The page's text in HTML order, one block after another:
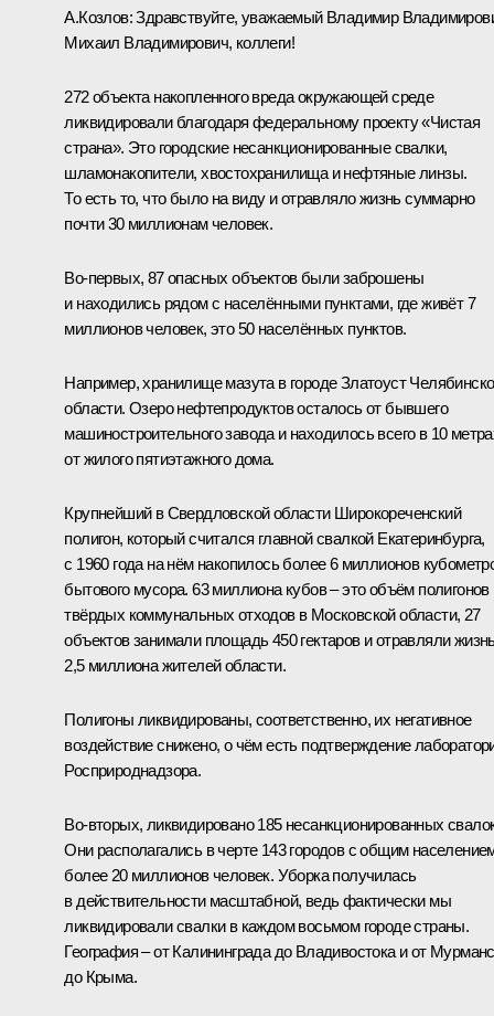
А.Козлов:Здравствуйте, уважаемый Владимир
Михаил Владимирович, коллеги!
272 объекта накопленного вреда окружающей среде
ликвидировали благодаря федеральному проекту «Чистая
страна». Это городские несанкционированные свалки,
шламонакопители, хвостохранилища и нефтяные линзы.
То есть то, что было на виду и отравляло жизнь суммарно
почти 30 миллионам человек.
Во-первых, 87 опасных объектов были заброшены
и находились рядом с населёнными пунктами, где живёт 7
миллионов человек, это 50 населённых пунктов.
Например, хранилище мазута в городе Златоуст
области. Озеро нефтепродуктов осталось от бывшего
машиностроительного завода и находилось всего в 10
от жилого пятиэтажного дома.
Крупнейший в Свердловской области Широкореченский
полигон, который считался главной свалкой Екатеринбурга,
с 1960 года на нём накопилось более 6 миллионов
бытового мусора. 63 миллиона кубов – это объём полигонов
твёрдых коммунальных отходов в Московской области, 27
объектов занимали площадь 450 гектаров и отравляли
2,5 миллиона жителей области.
Полигоны ликвидированы, соответственно, их негативное
воздействие снижено, о чём есть подтверждение
Росприроднадзора.
Во-вторых, ликвидировано 185 несанкционированных
Они располагались в черте 143 городов с общим
более 20 миллионов человек. Уборка получилась
в действительности масштабной, ведь фактически мы
ликвидировали свалки в каждом восьмом городе страны.
География – от Калининграда до Владивостока и от
до Крыма.